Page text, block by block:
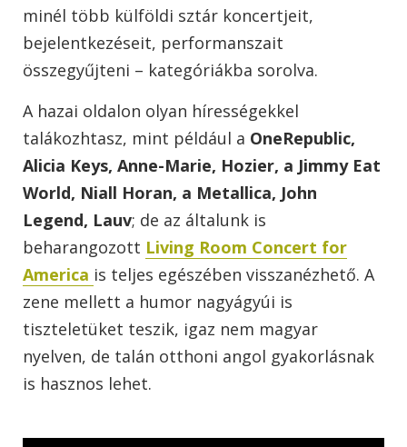
minél több külföldi sztár koncertjeit,
bejelentkezéseit, performanszait
összegyűjteni – kategóriákba sorolva.
A hazai oldalon olyan hírességekkel
talákozhtasz, mint például a OneRepublic,
Alicia Keys, Anne-Marie, Hozier, a Jimmy Eat
World, Niall Horan, a Metallica, John
Legend, Lauv; de az általunk is
beharangozott Living Room Concert for
America is teljes egészében visszanézhető. A
zene mellett a humor nagyágyúi is
tiszteletüket teszik, igaz nem magyar
nyelven, de talán otthoni angol gyakorlásnak
is hasznos lehet.